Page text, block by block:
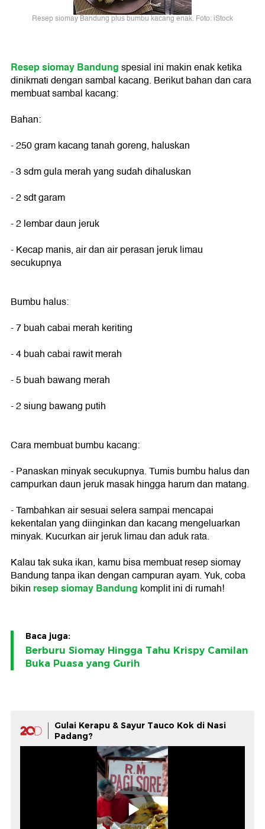
Resep siomay Bandung plus bumbu kacang enak. Foto: iStock
Resep siomay Bandungspesial ini makin enak ketika
dinikmati dengan sambal kacang. Berikut bahan dan cara
membuat sambal kacang:
Bahan:
- 250 gram kacang tanah goreng, haluskan
- 3 sdm gula merah yang sudah dihaluskan
- 2 sdt garam
- 2 lembar daun jeruk
- Kecap manis, air dan air perasan jeruk limau
secukupnya
Bumbu halus:
- 7 buah cabai merah keriting
- 4 buah cabai rawit merah
- 5 buah bawang merah
- 2 siung bawang putih
Cara membuat bumbu kacang:
- Panaskan minyak secukupnya. Tumis bumbu halus dan
campurkan daun jeruk masak hingga harum dan matang.
- Tambahkan air sesuai selera sampai mencapai
kekentalan yang diinginkan dan kacang mengeluarkan
minyak. Kucurkan air jeruk limau dan aduk rata.
Kalau tak suka ikan, kamu bisa membuat resep siomay
Bandung tanpa ikan dengan campuran ayam. Yuk, coba
bikin resep siomay Bandung komplit ini di rumah!
Baca juga:
Berburu Siomay Hingga Tahu Krispy Camilan
Buka Puasa yang Gurih
Gulai Kerapu & Sayur Tauco Kok di Nasi
Padang?